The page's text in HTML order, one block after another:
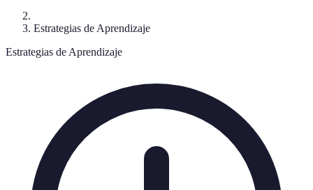
Estrategias de Aprendizaje
Estrategias de Aprendizaje